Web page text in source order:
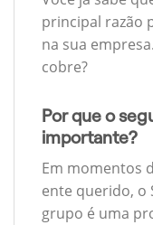
principal razão
na sua
cobre?
Por que o
importante?
Em momentos
ente querido, o
grupo é uma